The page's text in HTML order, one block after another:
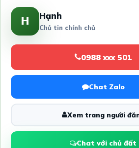
H Hạnh
Chủ tin chính chủ
0988 xxx 501
Chat Zalo
Xem trang người
Chat với chủ đất